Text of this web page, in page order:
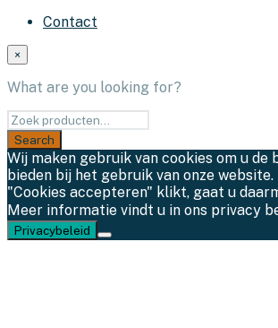
Contact
×
What are you looking for?
Wij maken gebruik van cookies om u de
bieden bij het gebruik van onze website.
"Cookies accepteren" klikt, gaat u
Meer informatie vindt u in ons privacy
Privacybeleid